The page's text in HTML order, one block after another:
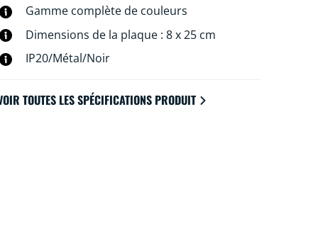
Gamme complète de couleurs
Dimensions de la plaque : 8 x 25 cm
IP20/Métal/Noir
TOUTES LES SPÉCIFICATIONS PRODUIT